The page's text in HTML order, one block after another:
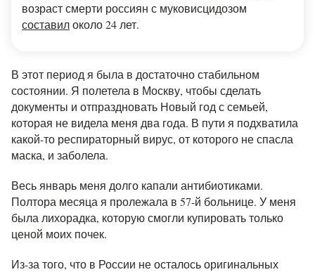
возраст смерти россиян с муковисцидозом
составилоколо 24 лет.
В этот период я была в достаточно стабильном
состоянии. Я полетела в Москву, чтобы сделать
документы и отпраздновать Новый год с семьей,
которая не видела меня два года. В пути я подхватила
какой-то респираторный вирус, от которого не спасла
маска, и заболела.
Весь январь меня долго капали антибиотиками.
Полтора месяца я пролежала в 57-й больнице. У меня
была лихорадка, которую смогли купировать только
ценой моих почек.
Из-за того, что в России не осталось оригинальных